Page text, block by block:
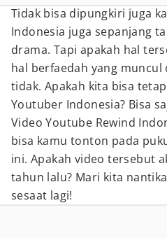
Tidak bisa dipungkiri juga
Indonesia juga sepanjang
drama. Tapi apakah hal
hal berfaedah yang muncul
tidak. Apakah kita bisa
Youtuber Indonesia? Bisa
Video Youtube Rewind
bisa kamu tonton pada
ini. Apakah video tersebut
tahun lalu? Mari kita
sesaat lagi!